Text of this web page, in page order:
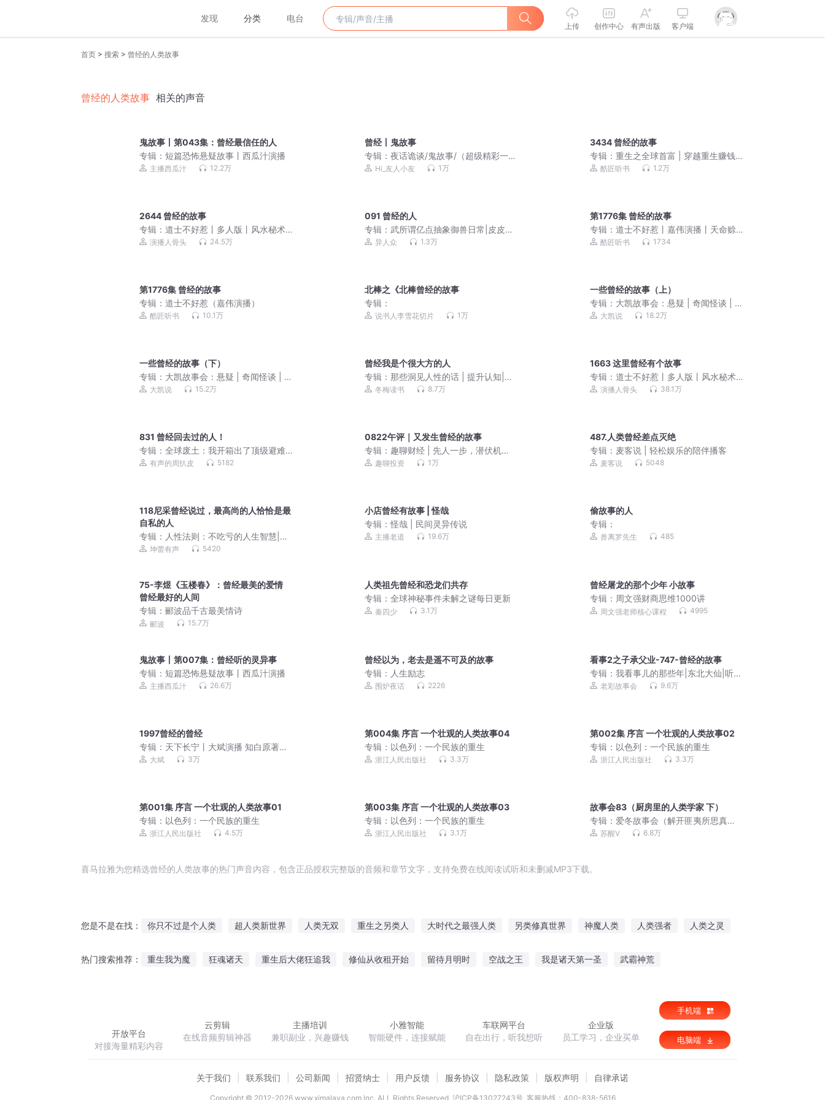
发现 分类 电台
上传 创作中心 有声出版 客户端
首页 > 搜索 > 曾经的人类故事
曾经的人类故事 相关的声音
鬼故事丨第043集：曾经最信任的人
专辑： 短篇恐怖悬疑故事丨西瓜汁演播
主播西瓜汁 12.2万
曾经丨鬼故事
专辑：夜话诡谈/鬼故事/（超级精彩一听
就上瘾）
Hi_友人小友 1万
3434 曾经的故事
专辑：重生之全球首富 | 穿越重生赚钱
扛把子| 会员免费
酷匠听书 1.2万
2644 曾经的故事
专辑： 道士不好惹丨多人版丨风水秘术
丨爆笑丨都市丨悬疑恐怖灵异
演播人骨头 24.5万
091 曾经的人
专辑：武所谓亿点抽象御兽日常|皮皮鸡
成长记|爆笑校园
异人众 1.3万
第1776集 曾经的故事
专辑：道士不好惹丨嘉伟演播丨天命赊
刀人前传 免费福利
酷匠听书 1734
第1776集 曾经的故事
专辑： 道士不好惹（嘉伟演播）
酷匠听书 10.1万
北棒之《北棒曾经的故事
专辑：
说书人李雪花切片 1万
一些曾经的故事（上）
专辑： 大凯故事会：悬疑 | 奇闻怪谈 | 鬼
故事 | 恐怖故事
大凯说 18.2万
一些曾经的故事（下）
专辑： 大凯故事会：悬疑 | 奇闻怪谈 | 鬼
故事 | 恐怖故事
大凯说 15.2万
曾经我是个很大方的人
专辑：那些洞见人性的话 | 提升认知|升
维思考|人间清醒
冬梅读书 8.7万
1663 这里曾经有个故事
专辑：道士不好惹丨多人版丨风水秘术
丨爆笑丨都市丨悬疑恐怖灵异
演播人骨头 38.1万
831 曾经回去过的人！
专辑： 全球废土：我开箱出了顶级避难
所丨免费精品多播
有声的周扒皮 5182
0822午评｜又发生曾经的故事
专辑： 趣聊财经 | 先人一步，潜伏机
会！趣聊投资 1万
487.人类曾经差点灭绝
专辑： 麦客说 | 轻松娱乐的陪伴播客
麦客说 5048
118尼采曾经说过，最高尚的人恰恰是最
自私的人
专辑： 人性法则：不吃亏的人生智慧|人
间清醒的活法
坤蕾有声 5420
小店曾经有故事 | 怪哉
专辑：怪哉 | 民间灵异传说
主播老道 19.6万
偷故事的人
专辑：
兽离罗先生 485
75-李煜《玉楼春》：曾经最美的爱情
曾经最好的人间
专辑： 郦波品千古最美情诗
郦波 15.7万
人类祖先曾经和恐龙们共存
专辑：全球神秘事件未解之谜每日更新
秦四少 3.1万
曾经屠龙的那个少年 小故事
专辑： 周文强财商思维1000讲
周文强老师核心课程 4995
鬼故事丨第007集：曾经听的灵异事
专辑： 短篇恐怖悬疑故事丨西瓜汁演播
主播西瓜汁 26.6万
曾经以为，老去是遥不可及的故事
专辑： 人生励志
围炉夜话 2226
看事2之子承父业-747-曾经的故事
专辑：我看事儿的那些年|东北大仙|听三
集必上瘾|VIP免费有声小说
老彩故事会 9.6万
1997曾经的曾经
专辑： 天下长宁丨大斌演播 知白原著丨
不让江山后传丨群像权谋&VIP免费精品
大斌 3万
第004集 序言 一个壮观的人类故事04
专辑： 以色列：一个民族的重生
浙江人民出版社 3.3万
第002集 序言 一个壮观的人类故事02
专辑： 以色列：一个民族的重生
浙江人民出版社 3.3万
第001集 序言 一个壮观的人类故事01
专辑： 以色列：一个民族的重生
浙江人民出版社 4.5万
第003集 序言 一个壮观的人类故事03
专辑： 以色列：一个民族的重生
浙江人民出版社 3.1万
故事会83（厨房里的人类学家 下）
专辑： 爱冬故事会（解开匪夷所思真
相）苏醒V 6.8万
喜马拉雅为您精选曾经的人类故事的热门声音内容，包含正品授权完整版的音频和章节文字，支持免费在线阅读试听和未删减MP3下载。
您是不是在找： 你只不过是个人类 超人类新世界 人类无双 重生之另类人 大时代之最强人类 另类修真世界 神魔人类 人类强者 人类之灵
热门搜索推荐： 重生我为魔 狂魂诸天 重生后大佬狂追我 修仙从收租开始 留待月明时 空战之王 我是诸天第一圣 武霸神荒
开放平台
对接海量精彩内容
云剪辑
在线音频剪辑神器
主播培训
兼职副业，兴趣赚钱
小雅智能
智能硬件，连接赋能
车联网平台
自在出行，听我想听
企业版
员工学习，企业买单
手机端
电脑端
关于我们 联系我们 公司新闻 招贤纳士 用户反馈 服务协议 隐私政策 版权声明 自律承诺
Copyright © 2012-2026www.ximalaya.com lnc. ALL Rights Reserved 沪ICP备13027243号 客服热线：400-838-5616